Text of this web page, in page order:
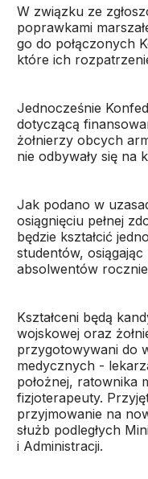
W związku ze
poprawkami
go do połączonych
które ich
Jednocześnie
dotyczącą
żołnierzy obcych
nie odbywały się na
Jak podano w
osiągnięciu pełnej
będzie kształcić
studentów,
absolwentów
Kształceni będą
wojskowej oraz
przygotowywani do
medycznych -
położnej, ratownika
fizjoterapeuty.
przyjmowanie na
służb podległych
i Administracji.